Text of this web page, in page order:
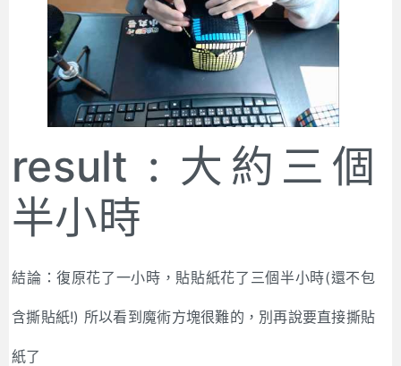
result : 大約三個
半小時
結論：復原花了一小時，貼貼紙花了三個半小時(還不包
含撕貼紙!) 所以看到魔術方塊很難的，別再說要直接撕貼
紙了